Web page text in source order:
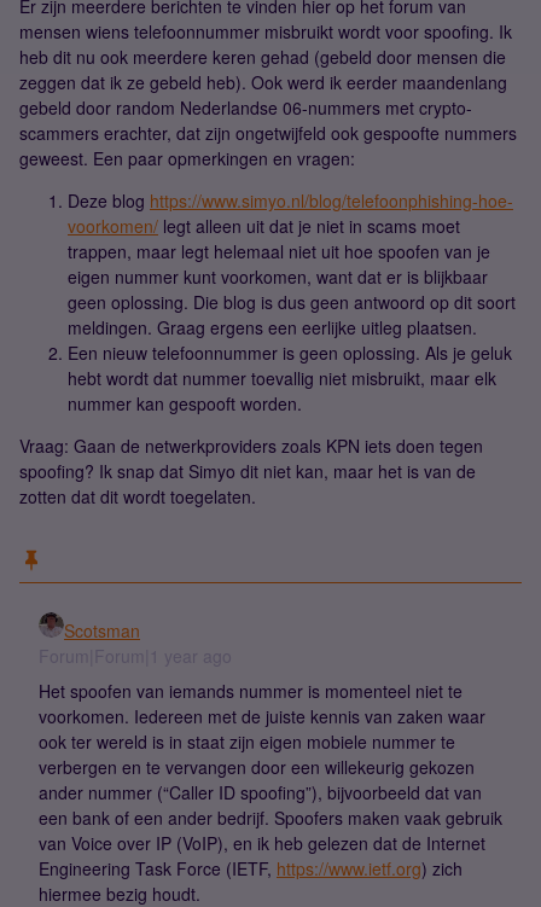
Er zijn meerdere berichten te vinden hier op het forum van
mensen wiens telefoonnummer misbruikt wordt voor spoofing. Ik
heb dit nu ook meerdere keren gehad (gebeld door mensen die
zeggen dat ik ze gebeld heb). Ook werd ik eerder maandenlang
gebeld door random Nederlandse 06-nummers met crypto-
scammers erachter, dat zijn ongetwijfeld ook gespoofte nummers
geweest. Een paar opmerkingen en vragen:
Deze blog https://www.simyo.nl/blog/telefoonphishing-hoe-
voorkomen/ legt alleen uit dat je niet in scams moet
trappen, maar legt helemaal niet uit hoe spoofen van je
eigen nummer kunt voorkomen, want dat er is blijkbaar
geen oplossing. Die blog is dus geen antwoord op dit soort
meldingen. Graag ergens een eerlijke uitleg plaatsen.
Een nieuw telefoonnummer is geen oplossing. Als je geluk
hebt wordt dat nummer toevallig niet misbruikt, maar elk
nummer kan gespooft worden.
Vraag: Gaan de netwerkproviders zoals KPN iets doen tegen
spoofing? Ik snap dat Simyo dit niet kan, maar het is van de
zotten dat dit wordt toegelaten.
Scotsman
Forum|Forum|1 year ago
Het spoofen van iemands nummer is momenteel niet te
voorkomen. Iedereen met de juiste kennis van zaken waar
ook ter wereld is in staat zijn eigen mobiele nummer te
verbergen en te vervangen door een willekeurig gekozen
ander nummer (“Caller ID spoofing”), bijvoorbeeld dat van
een bank of een ander bedrijf. Spoofers maken vaak gebruik
van Voice over IP (VoIP), en ik heb gelezen dat de Internet
Engineering Task Force (IETF, https://www.ietf.org) zich
hiermee bezig houdt.